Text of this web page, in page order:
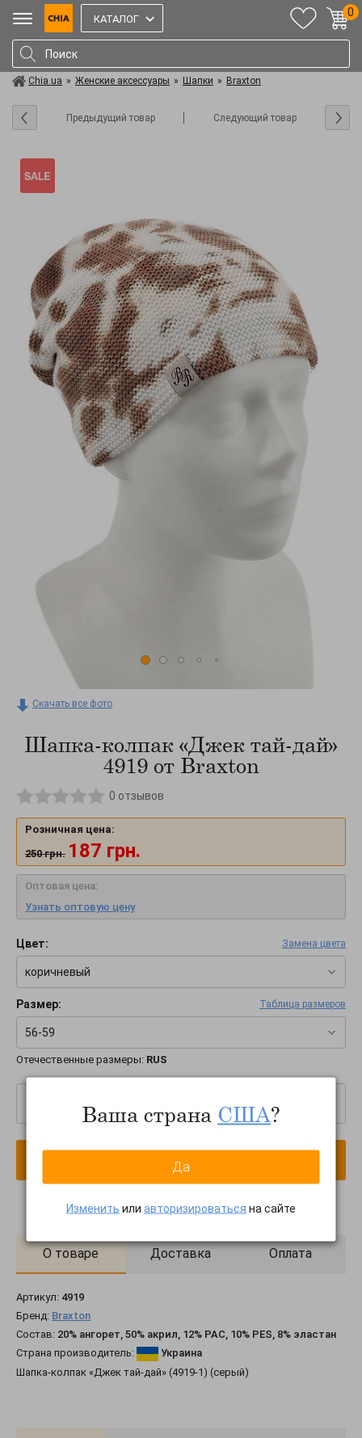
КАТАЛОГ
0
Chia.ua » Женские аксессуары » Шапки » Braxton
Предыдущий товар Следующий товар
Скачать все фото
Шапка-колпак «Джек тай-дай»
4919 от Braxton
0 отзывов
Розничная цена:
250 грн. 187 грн.
Оптовая цена:
Узнать оптовую цену
Цвет: Замена цвета
коричневый
Размер: Таблица размеров
56-59
Отечественные размеры: RUS
В корзину
О товаре Доставка Оплата
Артикул: 4919
Бренд: Braxton
Состав: 20% ангорет, 50% акрил, 12% PAC, 10% PES, 8% эластан
Страна производитель:
Украина
Шапка-колпак «Джек тай-дай» (4919-1) (серый)
Ваша страна США?
Да
Изменить или авторизироваться на сайте